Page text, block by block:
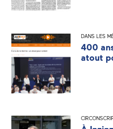
DANS LES
400
atout